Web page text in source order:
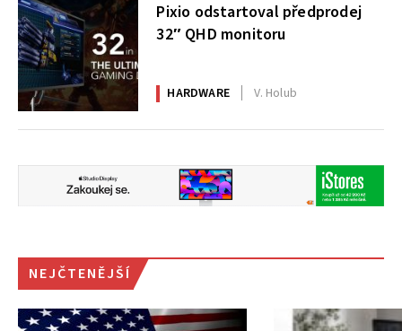
Pixio odstartoval předprodej
32″ QHD monitoru
HARDWARE V. Holub
NEJČTENĚJŠÍ